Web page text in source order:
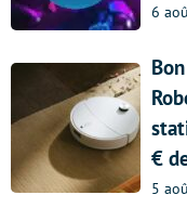
6
€
5